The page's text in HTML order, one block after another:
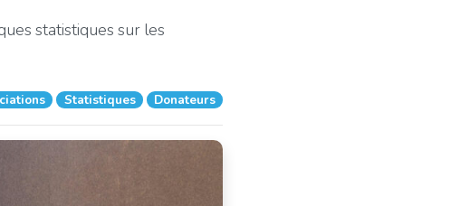
statistiques sur les
Statistiques Donateurs